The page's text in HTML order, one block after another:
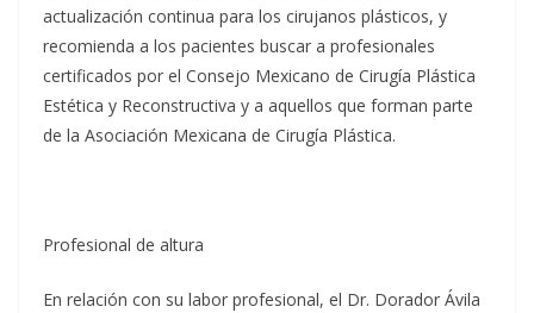
actualización continua para los cirujanos plásticos, y
recomienda a los pacientes buscar a profesionales
certificados por el Consejo Mexicano de Cirugía Plástica
Estética y Reconstructiva y a aquellos que forman parte
de la Asociación Mexicana de Cirugía Plástica.
Profesional de altura
En relación con su labor profesional, el Dr. Dorador Ávila